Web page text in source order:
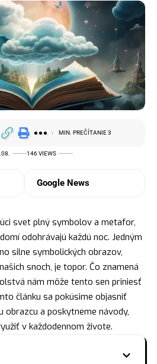
146 VIEWS
MIN. PREČÍTANIE 3
Google News
svet plný symbolov a metafor,
odohrávajú každú noc. Jedným
silne symbolických obrazov,
snoch, je topor. Čo znamená
nám môže tento sen priniesť
článku sa pokúsime objasniť
a poskytneme návody,
v každodennom živote.